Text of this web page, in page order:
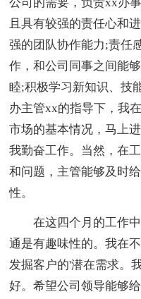
且具有较强的责任心和
强的团队协作能力;责任
作，和公司同事之间能
睦;积极学习新知识、技
办主管xx的指导下，我
市场的基本情况，马上
我勤奋工作。当然，在
和问题，主管能够及时
性。
在这四个月的工作中
通是有趣味性的。我在
发掘客户的'潜在需求。
好。希望公司领导能够